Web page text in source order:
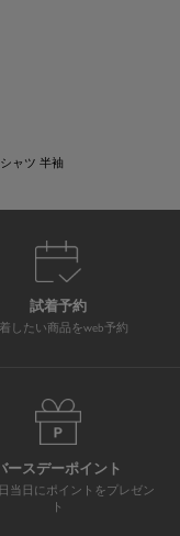
ャツ 半袖
試着予約
したい商品をweb予約
ースデーポイント
当日にポイントをプレゼン
ト